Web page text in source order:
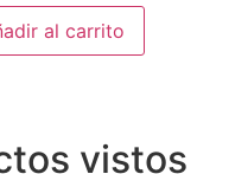
al carrito
vistos